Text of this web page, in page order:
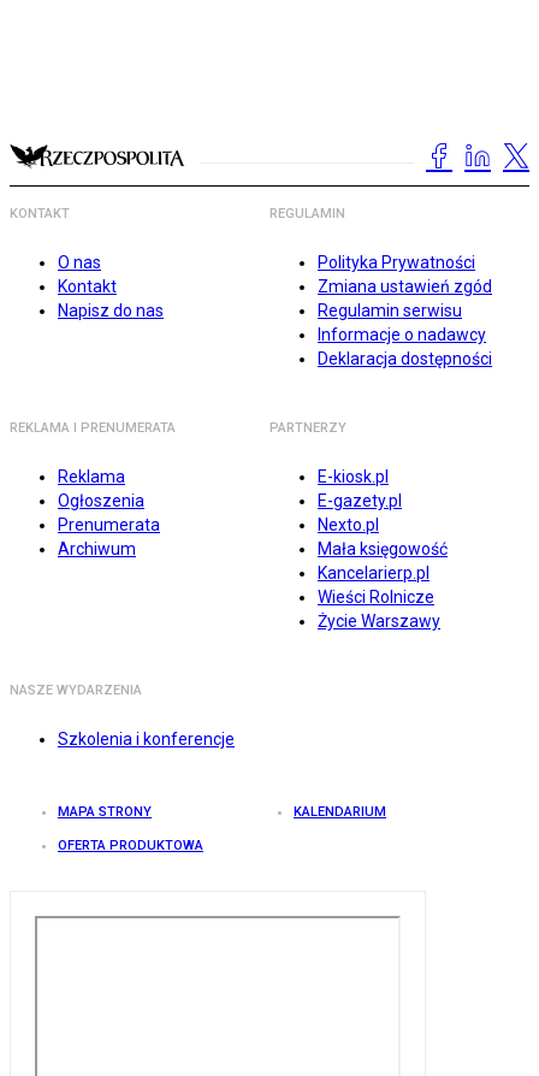
KONTAKT
O nas
Kontakt
Napisz do nas
REGULAMIN
Polityka Prywatności
Zmiana ustawień zgód
Regulamin serwisu
Informacje o nadawcy
Deklaracja dostępności
REKLAMA I PRENUMERATA
Reklama
Ogłoszenia
Prenumerata
Archiwum
PARTNERZY
E-kiosk.pl
E-gazety.pl
Nexto.pl
Mała księgowość
Kancelarierp.pl
Wieści Rolnicze
Życie Warszawy
NASZE WYDARZENIA
Szkolenia i konferencje
MAPA STRONY KALENDARIUM
OFERTA PRODUKTOWA